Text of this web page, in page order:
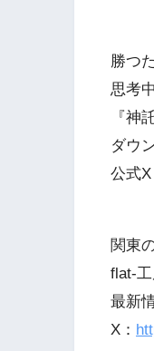
勝つ
思考
『神
ダウ
公式X
関東
flat-
最新
X：